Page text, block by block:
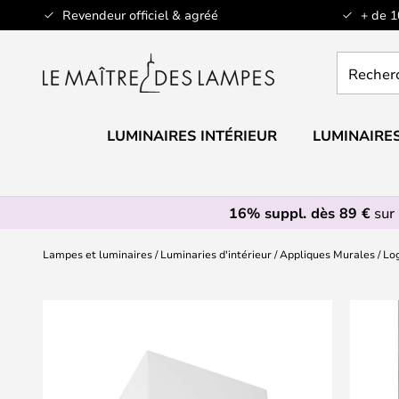
Revendeur officiel & agréé + de
Allez
au
un
LUMINAIRES INTÉRIEUR
16% suppl. dès 89 €sur
Lampes et luminaires Luminaries d'intérieur Appliques Murales